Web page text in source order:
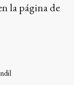
la página de